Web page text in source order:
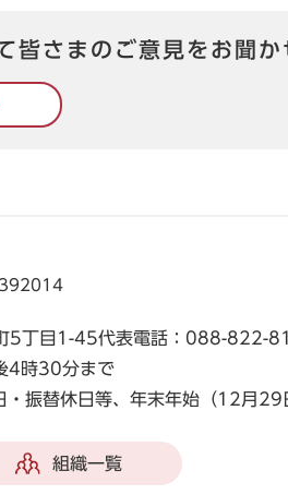
皆さまのご意見をお聞か
5丁目1-45代表電話：088-822-
4時30分まで
振替休日等、年末年始（12月29
組織一覧